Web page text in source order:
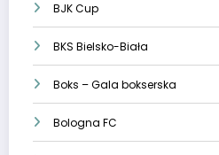
BJK Cup
BKS Bielsko-Biała
Boks – Gala bokserska
Bologna FC